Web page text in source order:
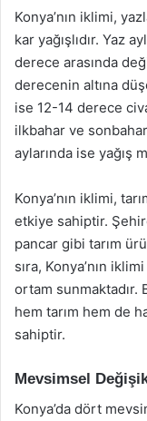
Konya’nın iklimi,
kar yağışlıdır. Yaz
derece arasında
derecenin altına
ise 12-14 derece
ilkbahar ve
aylarında ise yağış
Konya’nın iklimi,
etkiye sahiptir.
pancar gibi tarım
sıra, Konya’nın
ortam sunmaktadır.
hem tarım hem de
sahiptir.
Mevsimsel
Konya’da dört